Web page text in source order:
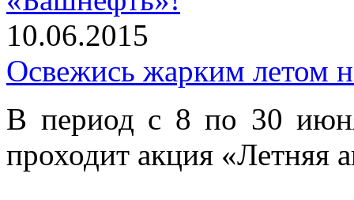
10.06.2015
Освежись жарким летом
В период с 8 по 30
проходит акция «Летняя